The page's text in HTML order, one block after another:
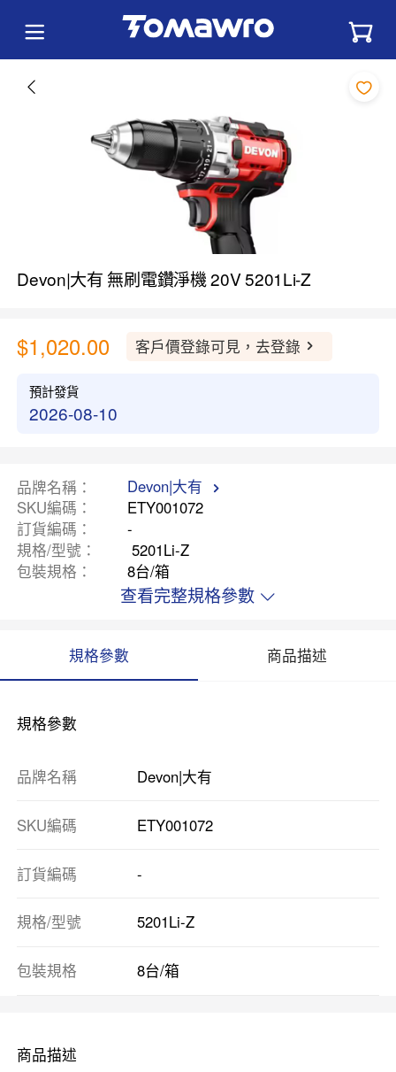
Devon|大有 無刷電鑽淨機 20V 5201Li-Z
$1,020.00 客戶價登錄可見，去登錄
預計發貨
2026-08-10
品牌名稱
Devon|大有
SKU編碼
ETY001072
訂貨編碼
-
規格/型號
5201Li-Z
包裝規格
8台/箱
查看完整規格參數
規格參數 商品描述
規格參數
品牌名稱 Devon|大有
SKU編碼 ETY001072
訂貨編碼 -
規格/型號 5201Li-Z
包裝規格 8台/箱
商品描述